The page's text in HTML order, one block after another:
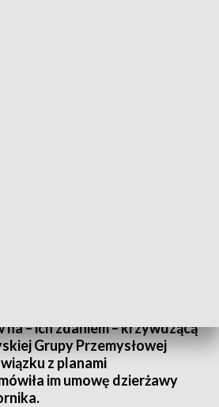
– ich zdaniem – krzywdzącą
Grupy Przemysłowej
z planami
im umowę dzierżawy